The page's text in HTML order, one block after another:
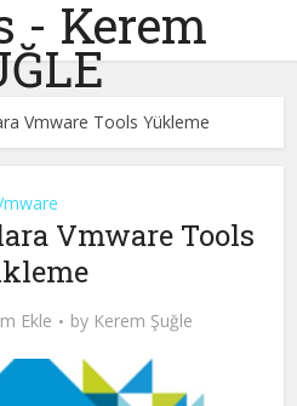
- Kerem
Vmware Tools Yükleme
Vmware Tools
Ekle by Kerem Şuğle